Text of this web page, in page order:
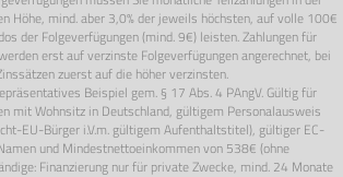
Höhe, mind. aber 3,0% der jeweils höchsten, auf volle 100€
der Folgeverfügungen (mind. 9€) leisten. Zahlungen für
erst auf verzinste Folgeverfügungen angerechnet, bei
zuerst auf die höher verzinsten.
Beispiel gem. § 17 Abs. 4 PAngV. Gültig für
mit Wohnsitz in Deutschland, gültigem Personalausweis
EU-Bürger i.V.m. gültigem Aufenthaltstitel), gültiger EC-
und Mindestnettoeinkommen von 538€ (ohne
Finanzierung nur für private Zwecke, mind. 24 Monate